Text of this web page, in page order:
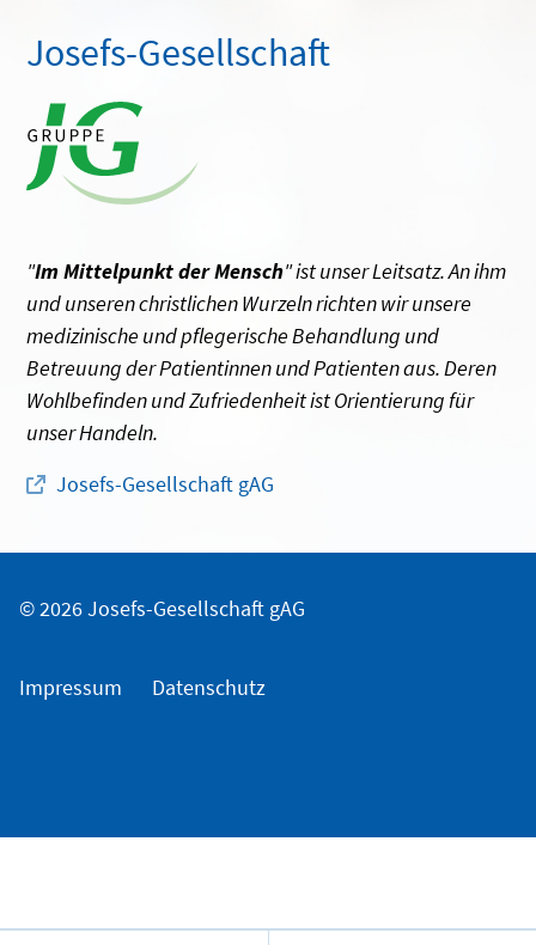
Josefs-Gesellschaft
"Im Mittelpunkt der Mensch" ist unser Leitsatz. An ihm
und unseren christlichen Wurzeln richten wir unsere
medizinische und pflegerische Behandlung und
Betreuung der Patientinnen und Patienten aus. Deren
Wohlbefinden und Zufriedenheit ist Orientierung für
unser Handeln.
Josefs-Gesellschaft gAG
Impressum Datenschutz
© 2026 Josefs-Gesellschaft gAG